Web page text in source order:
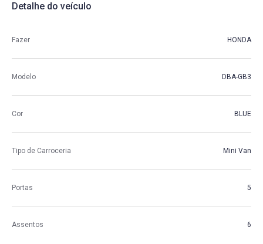
Detalhe do veículo
Fazer HONDA
Modelo DBA-GB3
Cor BLUE
Tipo de Carroceria Mini Van
Portas 5
Assentos 6